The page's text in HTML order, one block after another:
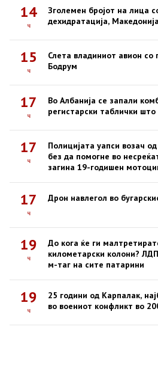
14
ч
Зголемен бројот на лица
дехидратација,
15
ч
Слета владиниот авион со
Бодрум
17
ч
Во Албанија се запали
регистарски таблички
17
ч
Полицијата уапси возач
без да помогне во
загина 19-годишен
17
ч
Дрон навлегол во
19
ч
До кога ќе ги
километарски колони?
м-таг на сите патарини
19
ч
25 години од Карпалак,
во воениот конфликт во